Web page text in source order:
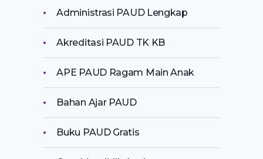
Administrasi PAUD Lengkap
Akreditasi PAUD TK KB
APE PAUD Ragam Main Anak
Bahan Ajar PAUD
Buku PAUD Gratis